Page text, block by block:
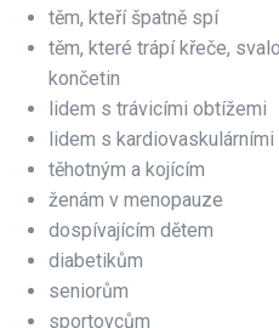
těm, kteří špatně spí
těm, které trápí křeče,
končetin
lidem s trávicími obtížemi
lidem s kardiovaskulárními
těhotným a kojícím
ženám v menopauze
dospívajícím dětem
diabetikům
seniorům
sportovcům